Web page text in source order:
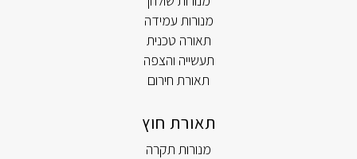
מנורות עמידה
תאורה טכנית
תעשייה והצפה
תאורת חירום
תאורת חוץ
מנורות תקרה